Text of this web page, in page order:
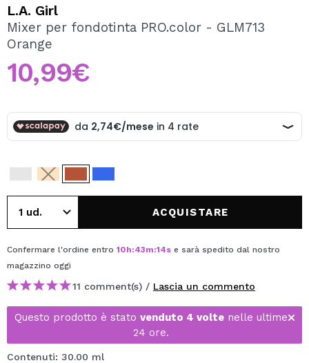
Creando un account su Maquibeauty.it potrai fare i tuoi
acquisti velocemente, controllare lo stato dei tuoi ordini e
L.A. Girl
Mixer per fondotinta PRO.color - GLM713
Orange
10,99€
ACQUISTARE
Confermare l'ordine entro 10h:43m:13se sarà spedito dal nostro
magazzino oggi
11 comment(s) / Lascia un commento
Questo prodotto è stato venduto 4 volte nelle ultime
24 ore.
Contenuti: 30.00 ml